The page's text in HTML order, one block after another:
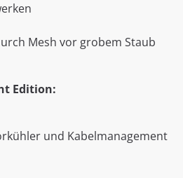
Mesh vor grobem Staub
Edition:
und Kabelmanagement